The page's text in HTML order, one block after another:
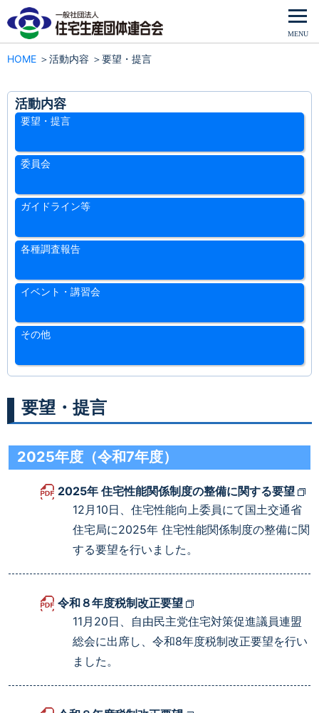
HOME 活動内容 要望・提言
要望・提言
2025年度（令和7年度）
2025年 住宅性能関係制度の整備に関する要望
12月10日、住宅性能向上委員にて国土交通省
住宅局に2025年 住宅性能関係制度の整備に関
する要望を行いました。
令和８年度税制改正要望
11月20日、自由民主党住宅対策促進議員連盟
総会に出席し、令和8年度税制改正要望を行い
ました。
活動内容
要望・提言
委員会
ガイドライン等
各種調査報告
イベント・講習会
その他